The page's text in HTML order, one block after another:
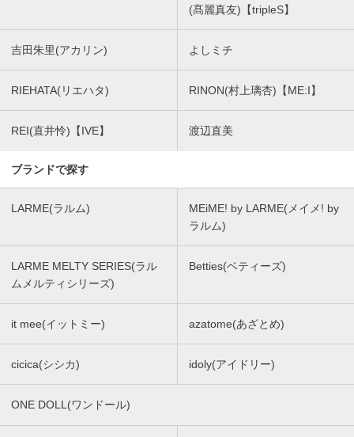
(髙麗真友)【tripleS】
吉田朱里(アカリン) よしミチ
RIEHATA(リエハタ) RINON(村上璃杏)【ME:I】
REI(直井怜)【IVE】 渡辺直美
ブランドで探す
LARME(ラルム)
MEiME! by LARME(メイメ! by
ラルム)
LARME MELTY SERIES(ラル
ムメルティシリーズ)
Betties(ベティーズ)
it mee(イットミー) azatome(あざとめ)
cicica(シシカ) idoly(アイドリー)
ONE DOLL(ワンドール)